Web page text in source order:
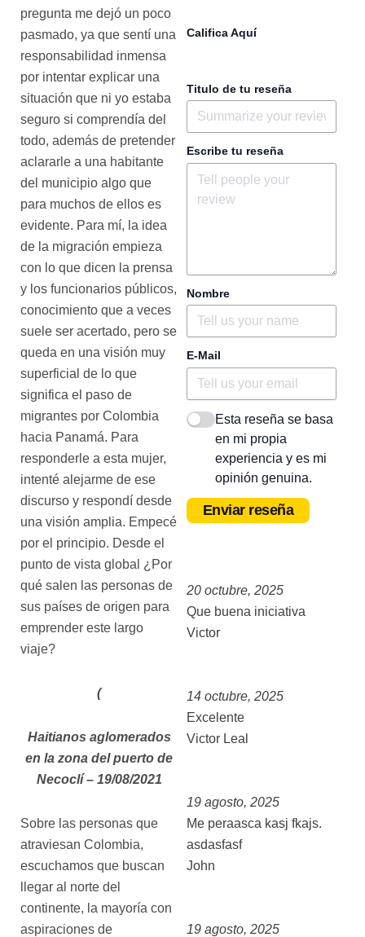
pregunta me dejó un poco
pasmado, ya que sentí una
responsabilidad inmensa
por intentar explicar una
situación que ni yo estaba
seguro si comprendía del
todo, además de pretender
aclararle a una habitante
del municipio algo que
para muchos de ellos es
evidente. Para mí, la idea
de la migración empieza
con lo que dicen la prensa
y los funcionarios públicos,
conocimiento que a veces
suele ser acertado, pero se
queda en una visión muy
superficial de lo que
significa el paso de
migrantes por Colombia
hacia Panamá. Para
responderle a esta mujer,
intenté alejarme de ese
discurso y respondí desde
una visión amplia. Empecé
por el principio. Desde el
punto de vista global ¿Por
qué salen las personas de
sus países de origen para
emprender este largo
viaje?
(
Haitianos aglomerados
en la zona del puerto de
Necoclí – 19/08/2021
Sobre las personas que
atraviesan Colombia,
escuchamos que buscan
llegar al norte del
continente, la mayoría con
aspiraciones de
Califica Aquí
Titulo de tu reseña
Escribe tu reseña
Nombre
E-Mail
Esta reseña se basa
en mi propia
experiencia y es mi
opinión genuina.
Enviar reseña
20 octubre, 2025
Que buena iniciativa
Victor
14 octubre, 2025
Excelente
Victor Leal
19 agosto, 2025
Me peraasca kasj fkajs.
asdasfasf
John
19 agosto, 2025